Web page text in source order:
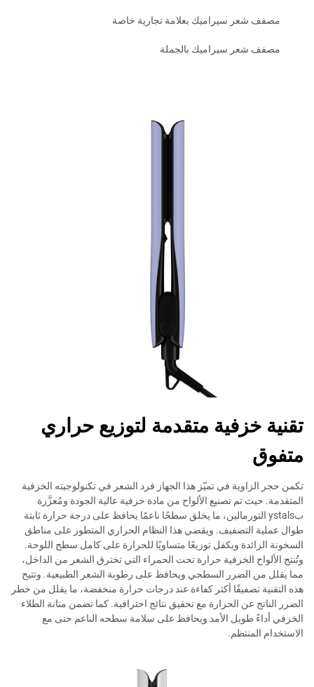
مصفف شعر سيراميك بعلامة تجارية خاصة
مصفف شعر سيراميك بالجملة
تقنية خزفية متقدمة لتوزيع حراري
متفوق
تكمن حجر الزاوية في تميّز هذا الجهاز فرد الشعر في تكنولوجيته الخزفية
المتقدمة. حيث تم تصنيع الألواح من مادة خزفية عالية الجودة ومُعزَّزة
بystals التورمالين، ما يخلق سطحًا ناعمًا يحافظ على درجة حرارة ثابتة
طوال عملية التصفيف. ويقضي هذا النظام الحراري المتطور على مناطق
السخونة الزائدة ويكفل توزيعًا متساويًا للحرارة على كامل سطح اللوحة.
وتُنتج الألواح الخزفية حرارة تحت الحمراء التي تخترق الشعر من الداخل،
مما يقلل من الضرر السطحي ويحافظ على رطوبة الشعر الطبيعية. وتتيح
هذه التقنية تصفيفًا أكثر كفاءة عند درجات حرارة منخفضة، ما يقلل من خطر
الضرر الناتج عن الحرارة مع تحقيق نتائج احترافية. كما تضمن متانة الطلاء
الخزفي أداءً طويل الأمد ويحافظ على سلامة سطحه الناعم حتى مع
الاستخدام المنتظم.